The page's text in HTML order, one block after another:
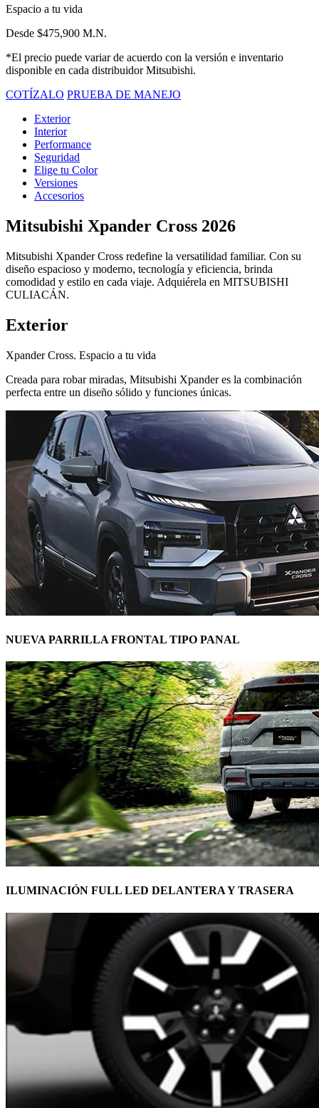
Espacio a tu vida
Desde $475,900 M.N.
*El precio puede variar de acuerdo con la versión e inventario
disponible en cada distribuidor Mitsubishi.
COTÍZALO PRUEBA DE MANEJO
Exterior
Interior
Performance
Seguridad
Elige tu Color
Versiones
Accesorios
Mitsubishi Xpander Cross 2026
Mitsubishi Xpander Cross redefine la versatilidad familiar. Con su
diseño espacioso y moderno, tecnología y eficiencia, brinda
comodidad y estilo en cada viaje. Adquiérela en MITSUBISHI
CULIACÁN.
Exterior
Xpander Cross. Espacio a tu vida
Creada para robar miradas, Mitsubishi Xpander es la combinación
perfecta entre un diseño sólido y funciones únicas.
NUEVA PARRILLA FRONTAL TIPO PANAL
ILUMINACIÓN FULL LED DELANTERA Y TRASERA